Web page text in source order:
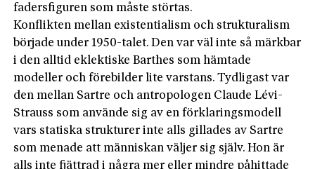
fadersfiguren som måste störtas.
Konflikten mellan existentialism och strukturalism
började under 1950-talet. Den var väl inte så märkbar
i den alltid eklektiske Barthes som hämtade
modeller och förebilder lite varstans. Tydligast var
den mellan Sartre och antropologen Claude Lévi-
Strauss som använde sig av en förklaringsmodell
vars statiska strukturer inte alls gillades av Sartre
som menade att människan väljer sig själv. Hon är
alls inte fjättrad i några mer eller mindre påhittade